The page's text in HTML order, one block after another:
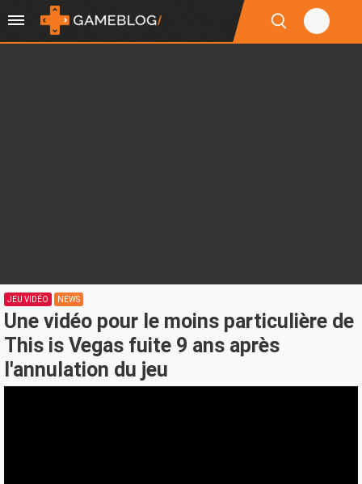
JEU VIDÉO NEWS
Une vidéo pour le moins particulière de
This is Vegas fuite 9 ans après
l'annulation du jeu